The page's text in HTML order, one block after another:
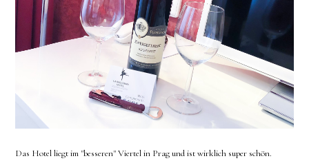
Das Hotel liegt im "besseren" Viertel in Prag und ist wirklich super schön.